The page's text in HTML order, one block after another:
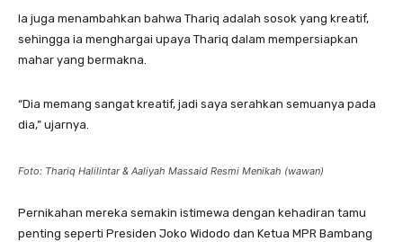
Ia juga menambahkan bahwa Thariq adalah sosok yang kreatif,
sehingga ia menghargai upaya Thariq dalam mempersiapkan
mahar yang bermakna.
“Dia memang sangat kreatif, jadi saya serahkan semuanya pada
dia,” ujarnya.
Foto: Thariq Halilintar & Aaliyah Massaid Resmi Menikah (wawan)
Pernikahan mereka semakin istimewa dengan kehadiran tamu
penting seperti Presiden Joko Widodo dan Ketua MPR Bambang